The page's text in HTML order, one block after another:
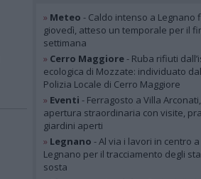
» Meteo - Caldo intenso a Legnano
giovedì, atteso un temporale per il
settimana
» Cerro Maggiore- Ruba rifiuti
ecologica di Mozzate: individuato
Polizia Locale di Cerro Maggiore
» Eventi - Ferragosto a Villa Arconati,
apertura straordinaria con visite,
giardini aperti
» Legnano - Al via i lavori in centro a
Legnano per il tracciamento degli
sosta